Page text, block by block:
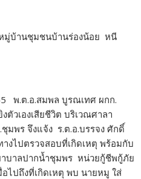
มู่บ้านชุมชนบ้านร่องน้อย หนี
พ.ต.อ.สมพล บูรณเทศ ผกก.
วเองเสียชีวิต บริเวณศาลา
มพร จึงแจ้ง ร.ต.อ.บรรจง ศักดิ์
งไปตรวจสอบที่เกิดเหตุ พร้อมกับ
บาลปากน้ำชุมพร หน่วยกู้ชีพกู้ภัย
ปถึงที่เกิดเหตุ พบ นายหมู ใส่